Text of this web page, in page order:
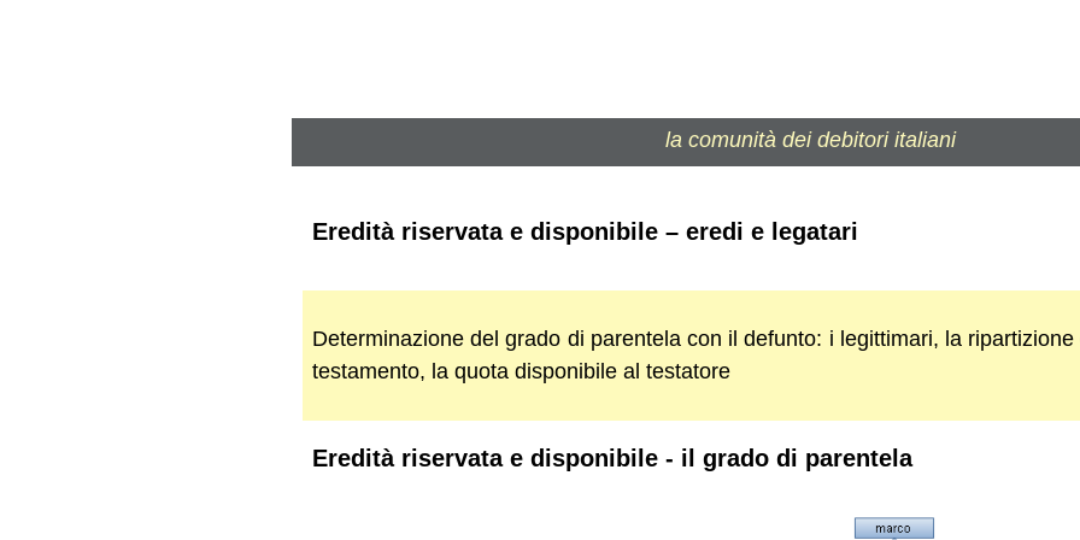
la comunità dei debitori italiani
Eredità riservata e disponibile – eredi e legatari
Determinazione del grado di parentela con il defunto: i legittimari, la
testamento, la quota disponibile al testatore
Eredità riservata e disponibile - il grado di parentela